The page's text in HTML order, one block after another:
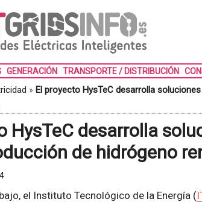
GENERACIÓN TRANSPORTE / DISTRIBUCIÓN
» El proyecto HysTeC desarrolla
HysTeC desarrolla
de hidrógeno
el Instituto Tecnológico de la Energía (